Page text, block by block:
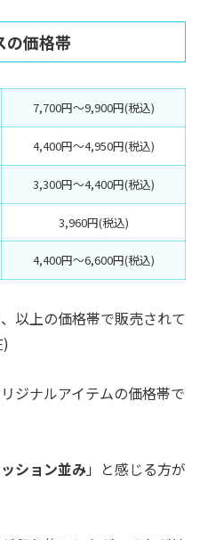
の価格帯
7,700円〜9,900円(税込)
4,400円〜4,950円(税込)
3,300円〜4,400円(税込)
3,960円(税込)
4,400円〜6,600円(税込)
以上の価格帯で販売されて
ジナルアイテムの価格帯で
ション並み」と感じる方が